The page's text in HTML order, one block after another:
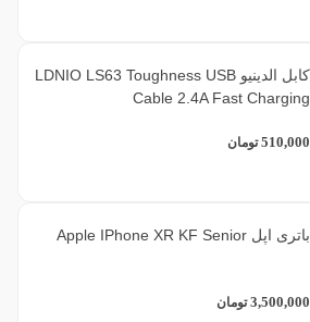
کابل الدینیو LDNIO LS63 Toughness USB
Cable 2.4A Fast Charging
510,000 تومان
باتری اپل Apple IPhone XR KF Senior
3,500,000 تومان